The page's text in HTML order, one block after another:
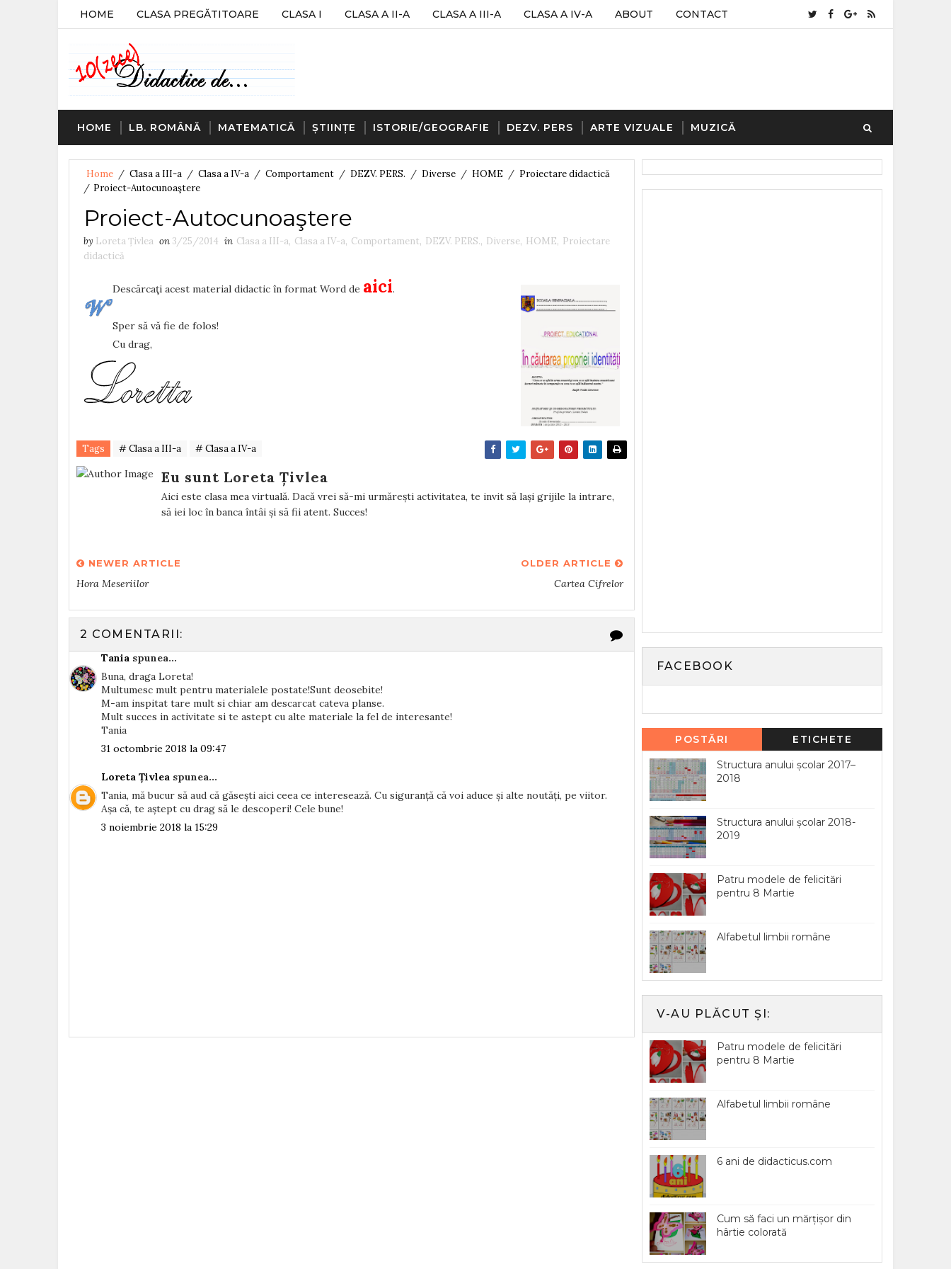
HOME CLASA PREGĂTITOARE CLASA I CLASA A II-A CLASA A III-A CLASA A IV-A ABOUT CONTACT
HOME LB. ROMÂNĂ MATEMATICĂ ȘTIINȚE ISTORIE/GEOGRAFIE DEZV. PERS ARTE VIZUALE MUZICĂ
Home / Clasa a III-a / Clasa a IV-a / Comportament / DEZV. PERS. / Diverse / HOME / Proiectare didactică
/ Proiect-Autocunoaştere
Proiect-Autocunoaştere
by Loreta Țivlea on 3/25/2014 in Clasa a III-a, Clasa a IV-a, Comportament, DEZV. PERS., Diverse, HOME, Proiectare
didactică
Descărcaţi acest material didactic în format Word de aici.
Sper să vă fie de folos!
Cu drag,
Tags # Clasa a III-a # Clasa a IV-a
Eu sunt Loreta Țivlea
Aici este clasa mea virtuală. Dacă vrei să-mi urmărești activitatea, te invit să lași grijile la intrare,
să iei loc în banca întâi și să fii atent. Succes!
NEWER ARTICLE
Hora Meseriilor
OLDER ARTICLE
Cartea Cifrelor
2 COMENTARII:
Tania spunea...
Buna, draga Loreta!
Multumesc mult pentru materialele postate!Sunt deosebite!
M-am inspitat tare mult si chiar am descarcat cateva planse.
Mult succes in activitate si te astept cu alte materiale la fel de interesante!
Tania
31 octombrie 2018 la 09:47
Loreta Țivlea spunea...
Tania, mă bucur să aud că găsești aici ceea ce interesează. Cu siguranță că voi aduce și alte noutăți, pe viitor.
Așa că, te aștept cu drag să le descoperi! Cele bune!
3 noiembrie 2018 la 15:29
FACEBOOK
POSTĂRI
POPULARE
ETICHETE
Structura anului școlar 2017–
2018
Structura anului școlar 2018-
2019
Patru modele de felicitări
pentru 8 Martie
Alfabetul limbii române
V-AU PLĂCUT ȘI:
Patru modele de felicitări
pentru 8 Martie
Alfabetul limbii române
6 ani de didacticus.com
Cum să faci un mărțișor din
hârtie colorată